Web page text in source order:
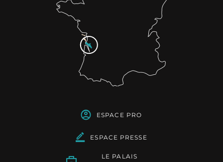
ESPACE PRO
ESPACE PRESSE
LE PALAIS